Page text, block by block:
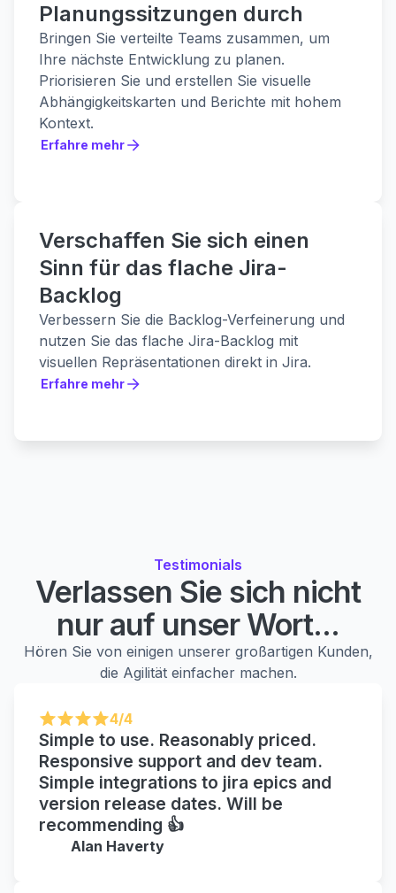
Planungssitzungen durch
Bringen Sie verteilte Teams zusammen, um
Ihre nächste Entwicklung zu planen.
Priorisieren Sie und erstellen Sie visuelle
Abhängigkeitskarten und Berichte mit hohem
Kontext.
Erfahre mehr
Verschaffen Sie sich einen
Sinn für das flache Jira-
Backlog
Verbessern Sie die Backlog-Verfeinerung und
nutzen Sie das flache Jira-Backlog mit
visuellen Repräsentationen direkt in Jira.
Erfahre mehr
Testimonials
Verlassen Sie sich nicht
nur auf unser Wort...
Hören Sie von einigen unserer großartigen Kunden,
die Agilität einfacher machen.
4/4
Simple to use. Reasonably priced.
Responsive support and dev team.
Simple integrations to jira epics and
version release dates. Will be
recommending 👍
Alan Haverty